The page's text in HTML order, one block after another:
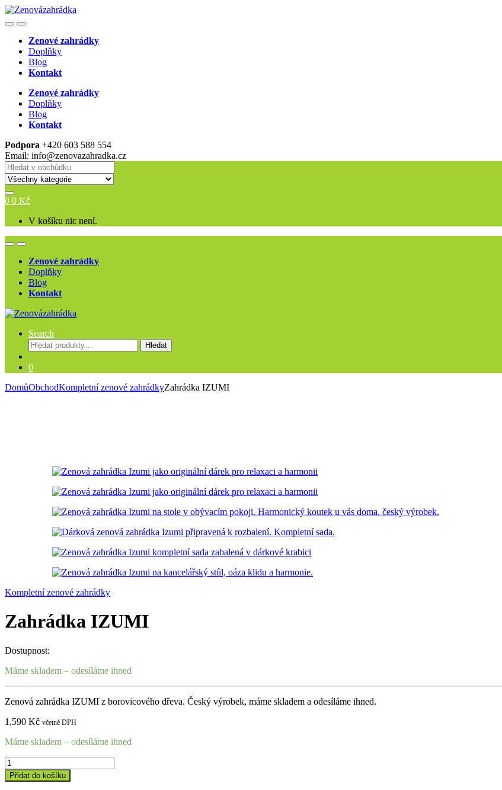
Skip
to
Skip
to
OpenClose
Zenové zahrádky
Doplňky
Blog
Kontakt
Zenové zahrádky
Doplňky
Blog
Kontakt
Podpora +420 603 588 554
Email: info@zenovazahradka.cz
Search
for:
0 0 Kč
V košíku nic není.
OpenClose
Zenové zahrádky
Doplňky
Blog
Kontakt
Search
Hledat:
Hledat
0
DomůObchodKompletní zenové zahrádkyZahrádka IZUMI
Kompletní zenové zahrádky
Zahrádka IZUMI
Dostupnost:
Máme skladem – odesíláme ihned
Zenová zahrádka IZUMI z borovicového dřeva. Český výrobek, máme skladem a odesíláme ihned.
1,590 Kč včetně DPH
Máme skladem – odesíláme ihned
Zahrádka
IZUMI
quantity
Přidat do košíku